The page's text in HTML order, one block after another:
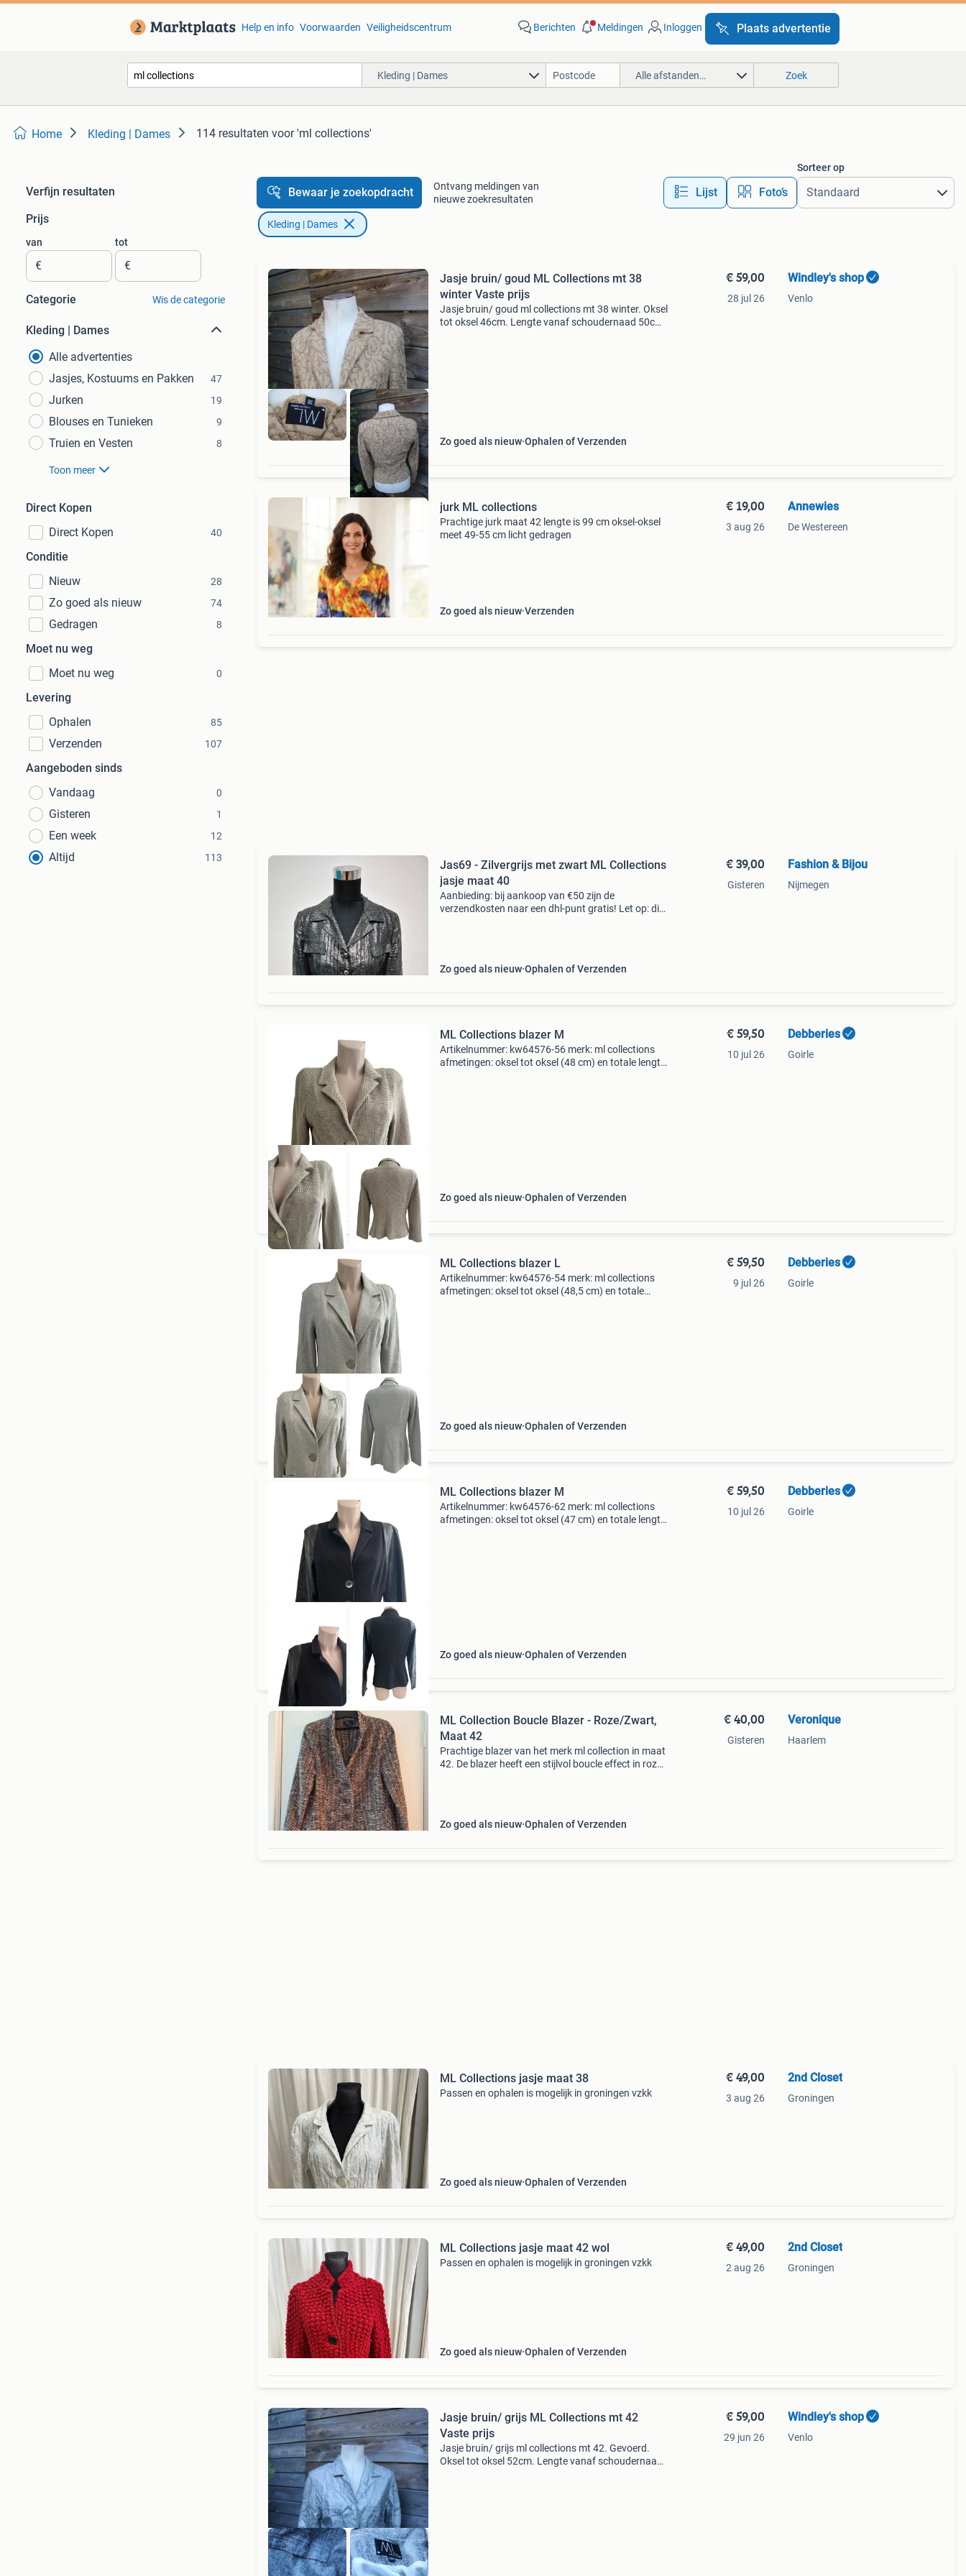
Help en info Voorwaarden Veiligheidscentrum Berichten Meldingen Inloggen Plaats advertentie
Kleding | Dames Alle afstanden… Zoek
Home Kleding | Dames 114 resultaten voor 'ml collections'
Verfijn resultaten
Prijs
van
€
tot
€
Categorie Wis de categorie
Kleding | Dames
Alle advertenties
Jasjes, Kostuums en Pakken
47
Jurken 19
Blouses en Tunieken 9
Truien en Vesten 8
Toon meer
Direct Kopen
Direct Kopen
40
Conditie
Nieuw
28
Zo goed als nieuw 74
Gedragen 8
Moet nu weg
Moet nu weg
0
Levering
Ophalen
85
Verzenden 107
Aangeboden sinds
Vandaag
0
Gisteren 1
Een week 12
Altijd 113
Bewaar je zoekopdracht
Ontvang meldingen van
nieuwe zoekresultaten
Lijst Foto’s
Sorteer op
Kleding | Dames
Jasje bruin/ goud ML Collections mt 38
winter Vaste prijs
Jasje bruin/ goud ml collections mt 38 winter. Oksel
tot oksel 46cm. Lengte vanaf schoudernaad 50cm.
Zo goed als nieuw Ophalen of Verzenden
€ 59,00
28 jul 26
Windley's shop
Venlo
jurk ML collections
Prachtige jurk maat 42 lengte is 99 cm oksel-oksel
meet 49-55 cm licht gedragen
Zo goed als nieuw Verzenden
€ 19,00
3 aug 26
Annewies
De Westereen
Jas69 - Zilvergrijs met zwart ML Collections
jasje maat 40
Aanbieding: bij aankoop van €50 zijn de
verzendkosten naar een dhl-punt gratis! Let op: dit
Zo goed als nieuw Ophalen of Verzenden
€ 39,00
Gisteren
Fashion & Bijou
Nijmegen
ML Collections blazer M
Artikelnummer: kw64576-56 merk: ml collections
afmetingen: oksel tot oksel (48 cm) en totale lengte
Zo goed als nieuw Ophalen of Verzenden
€ 59,50
10 jul 26
Debberies
Goirle
ML Collections blazer L
Artikelnummer: kw64576-54 merk: ml collections
afmetingen: oksel tot oksel (48,5 cm) en totale
Zo goed als nieuw Ophalen of Verzenden
€ 59,50
9 jul 26
Debberies
Goirle
ML Collections blazer M
Artikelnummer: kw64576-62 merk: ml collections
afmetingen: oksel tot oksel (47 cm) en totale lengte
Zo goed als nieuw Ophalen of Verzenden
€ 59,50
10 jul 26
Debberies
Goirle
ML Collection Boucle Blazer - Roze/Zwart,
Maat 42
Prachtige blazer van het merk ml collection in maat
42. De blazer heeft een stijlvol boucle effect in roze
Zo goed als nieuw Ophalen of Verzenden
€ 40,00
Gisteren
Veronique
Haarlem
ML Collections jasje maat 38
Passen en ophalen is mogelijk in groningen vzkk
Zo goed als nieuw Ophalen of Verzenden
€ 49,00
3 aug 26
2nd Closet
Groningen
ML Collections jasje maat 42 wol
Passen en ophalen is mogelijk in groningen vzkk
Zo goed als nieuw Ophalen of Verzenden
€ 49,00
2 aug 26
2nd Closet
Groningen
Jasje bruin/ grijs ML Collections mt 42
Vaste prijs
Jasje bruin/ grijs ml collections mt 42. Gevoerd.
Oksel tot oksel 52cm. Lengte vanaf schoudernaad
€ 59,00
29 jun 26
Windley's shop
Venlo